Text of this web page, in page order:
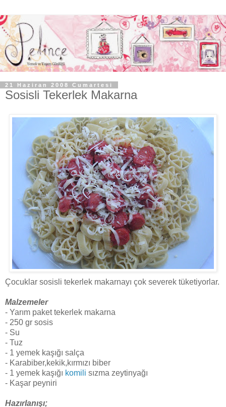
21 Haziran 2008 Cumartesi
Sosisli Tekerlek Makarna
Çocuklar sosisli tekerlek makarnayı çok severek tüketiyorlar.
Malzemeler
- Yarım paket tekerlek makarna
- 250 gr sosis
- Su
- Tuz
- 1 yemek kaşığı salça
- Karabiber,kekik,kırmızı biber
- 1 yemek kaşığı komili sızma zeytinyağı
- Kaşar peyniri
Hazırlanışı;